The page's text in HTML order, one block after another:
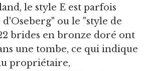
le style E est parfois
d'Oseberg" ou le "style de
brides en bronze doré ont
une tombe, ce qui indique
propriétaire,